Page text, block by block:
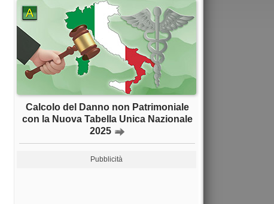
Calcolo del Danno non Patrimoniale
con la Nuova Tabella Unica Nazionale
2025
Pubblicità